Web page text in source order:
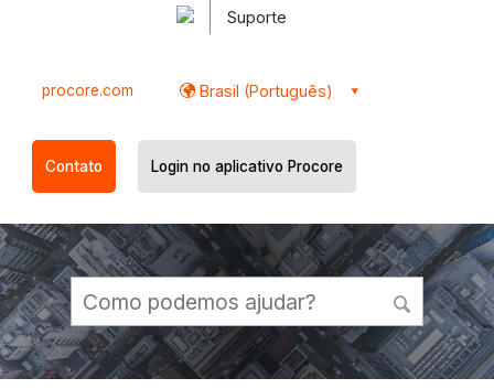
Suporte
procore.com Brasil (Português)
Contato Login no aplicativo Procore